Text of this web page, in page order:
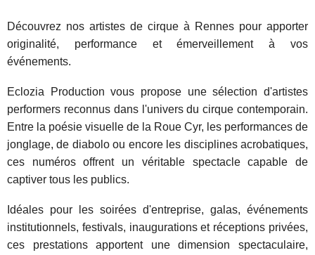
Découvrez nos artistes de cirque à Rennes pour apporter
originalité, performance et émerveillement à vos
événements.
Eclozia Production vous propose une sélection d'artistes
performers reconnus dans l'univers du cirque contemporain.
Entre la poésie visuelle de la Roue Cyr, les performances de
jonglage, de diabolo ou encore les disciplines acrobatiques,
ces numéros offrent un véritable spectacle capable de
captiver tous les publics.
Idéales pour les soirées d'entreprise, galas, événements
institutionnels, festivals, inaugurations et réceptions privées,
ces prestations apportent une dimension spectaculaire,